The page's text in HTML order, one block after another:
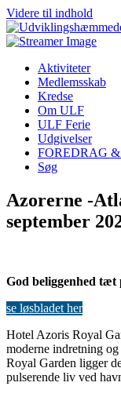
Videre til indhold
Aktiviteter
Medlemsskab
Kredse
Om ULF
ULF Ferie
Udgivelser
FOREDRAG
Søg
Azorerne -
september
God beliggenhed tæt
se løsbladet her
Hotel Azoris Royal
moderne indretning
Royal Garden ligger
pulserende liv ved